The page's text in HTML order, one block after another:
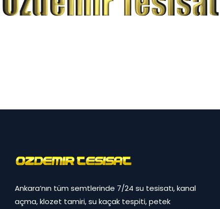
Ankara’nın tüm semtlerinde 7/24 su tesisatı, kanal
açma, klozet tamiri, su kaçak tespiti, petek